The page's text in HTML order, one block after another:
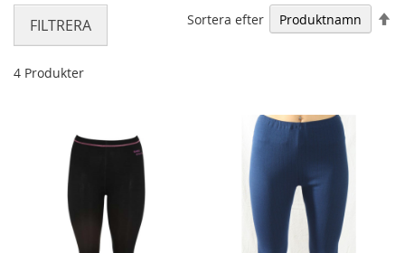
4 Produkter
Sortera efter
FILTRERA